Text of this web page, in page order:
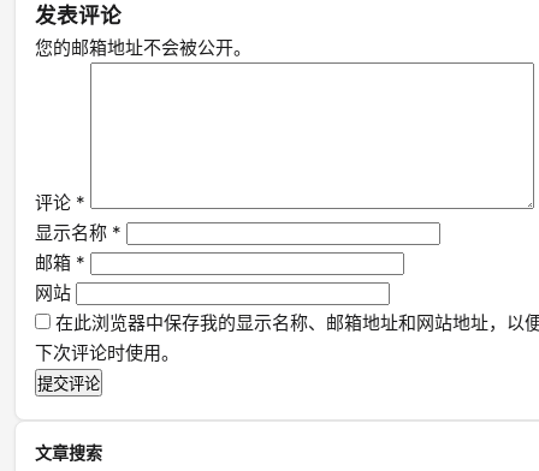
发表评论
您的邮箱地址不会被公开。
评论 *
显示名称 *
邮箱 *
网站
在此浏览器中保存我的显示名称、邮箱地址和网站地址，以
下次评论时使用。
文章搜索